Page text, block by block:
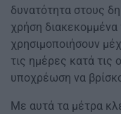
δυνατότητα στους
χρήση διακεκομμένα
χρησιμοποιήσουν
τις ημέρες κατά τις
υποχρέωση να
Με αυτά τα μέτρα